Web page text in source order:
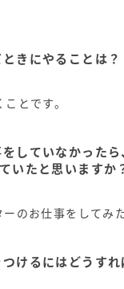
きにやることは？
とです。
していなかった
いたと思いますか
のお仕事をしてみ
けるにはどうす